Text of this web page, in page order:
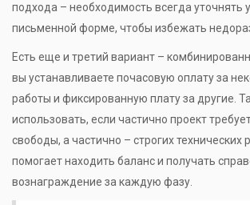
подхода – необходимость всегда уточнять
письменной форме, чтобы избежать
Есть еще и третий вариант –
вы устанавливаете почасовую оплату за
работы и фиксированную плату за другие.
использовать, если частично проект
свободы, а частично – строгих технических
помогает находить баланс и получать
вознаграждение за каждую фазу.